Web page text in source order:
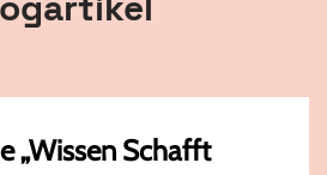
„Wissen Schafft